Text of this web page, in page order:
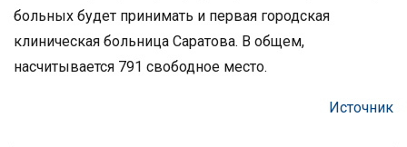
больных будет принимать и первая городская
клиническая больница Саратова. В общем,
насчитывается 791 свободное место.
Источник